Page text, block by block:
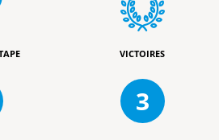
VICTOIRES
3